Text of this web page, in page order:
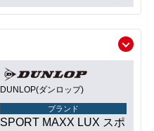
DUNLOP(ダンロップ)
ブランド
SPORT MAXX LUX スポ